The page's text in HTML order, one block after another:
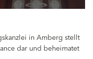
in Amberg stellt
dar und beheimatet